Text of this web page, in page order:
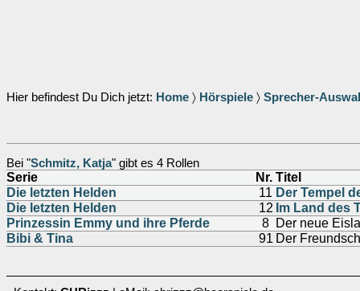
Hier befindest Du Dich jetzt: Home 〉 Hörspiele 〉 Sprecher-
Bei "Schmitz, Katja" gibt es 4 Rollen
Serie Nr. Titel
Die letzten Helden
11 Der Tempel
Die letzten Helden
12 Im Land des
Prinzessin Emmy und ihre Pferde
8 Der neue
Bibi & Tina
91 Der